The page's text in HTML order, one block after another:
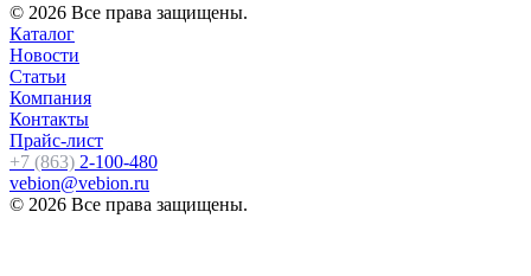
© 2026 Все права защищены.
Каталог
Новости
Статьи
Компания
Контакты
Прайс-лист
+7 (863) 2-100-480
vebion@vebion.ru
© 2026 Все права защищены.